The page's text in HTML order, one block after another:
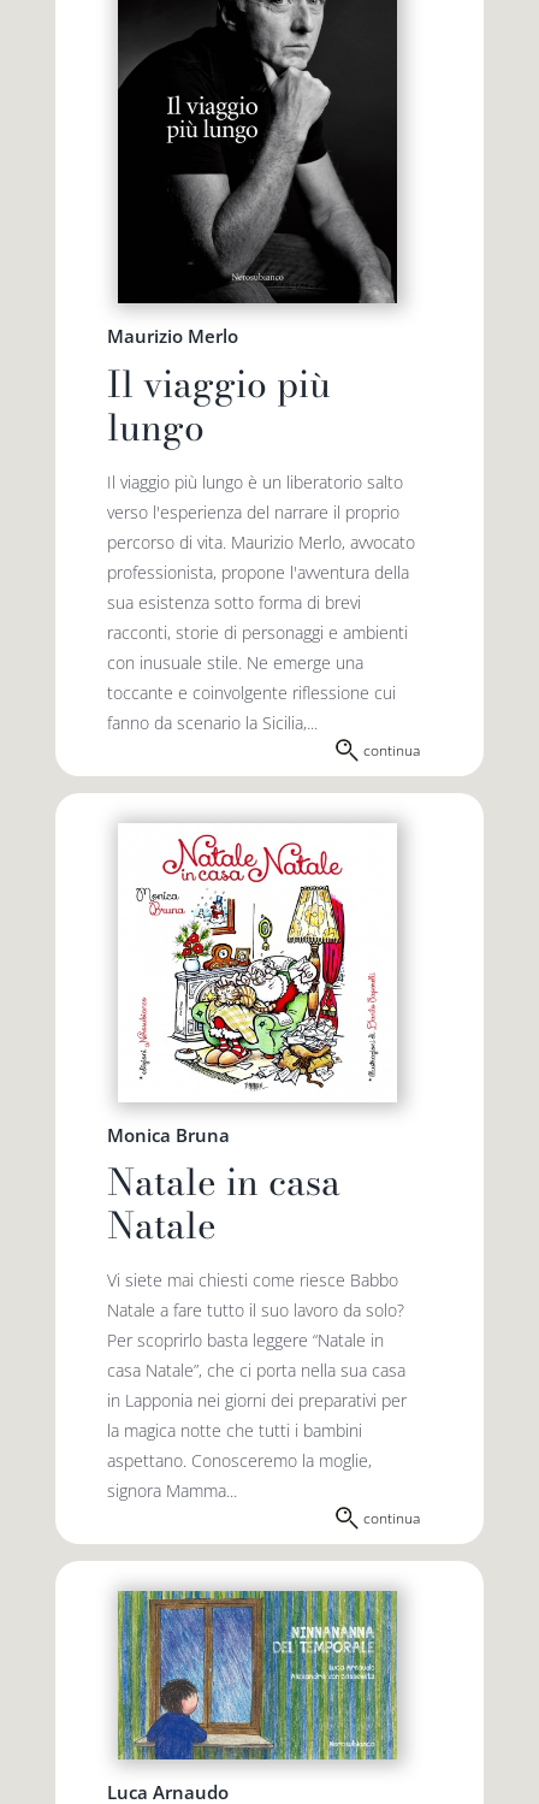
Maurizio Merlo
Il viaggio più
lungo
Il viaggio più lungo è un liberatorio salto
verso l'esperienza del narrare il proprio
percorso di vita. Maurizio Merlo, avvocato
professionista, propone l'avventura della
sua esistenza sotto forma di brevi
racconti, storie di personaggi e ambienti
con inusuale stile. Ne emerge una
toccante e coinvolgente riflessione cui
fanno da scenario la Sicilia,...
continua
Monica Bruna
Natale in casa
Natale
Vi siete mai chiesti come riesce Babbo
Natale a fare tutto il suo lavoro da solo?
Per scoprirlo basta leggere “Natale in
casa Natale”, che ci porta nella sua casa
in Lapponia nei giorni dei preparativi per
la magica notte che tutti i bambini
aspettano. Conosceremo la moglie,
signora Mamma...
continua
Luca Arnaudo